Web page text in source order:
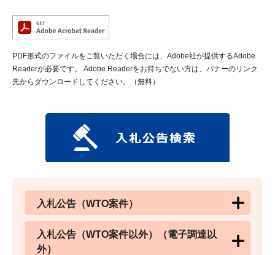
PDF形式のファイルをご覧いただく場合には、Adobe社が提供するAdobe
Readerが必要です。
Adobe Readerをお持ちでない方は、バナーのリンク
先からダウンロードしてください。（無料）
入札公告（WTO案件）
入札公告（WTO案件以外）（電子調達以
外）